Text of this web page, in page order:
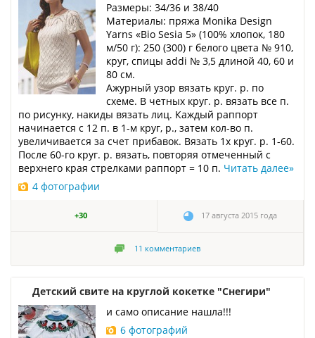
Размеры: 34/36 и 38/40
Материалы: пряжа Monika Design
Yarns «Bio Sesia 5» (100% хлопок, 180
м/50 г): 250 (300) г белого цвета № 910,
круг, спицы addi № 3,5 длиной 40, 60 и
80 см.
Ажурный узор вязать круг. р. по
схеме. В четных круг. р. вязать все п.
по рисунку, накиды вязать лиц. Каждый раппорт
начинается с 12 п. в 1-м круг, р., затем кол-во п.
увеличивается за счет прибавок. Вязать 1х круг. р. 1-60.
После 60-го круг. р. вязать, повторяя отмеченный с
верхнего края стрелками раппорт = 10 п. Читать далее»
4 фотографии
+30 17 августа 2015 года
11 комментариев
Детский свите на круглой кокетке "Снегири"
и само описание нашла!!!
6 фотографий